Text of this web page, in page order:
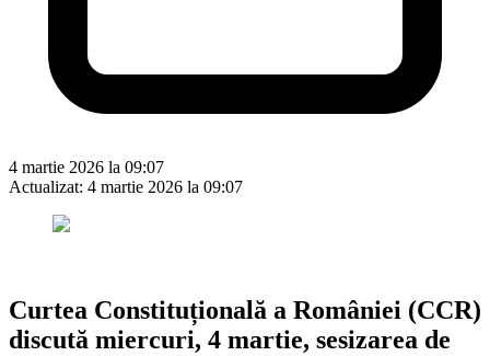
4 martie 2026 la 09:07
Actualizat: 4 martie 2026 la 09:07
Curtea Constituțională a României (CCR)
discută miercuri, 4 martie, sesizarea de